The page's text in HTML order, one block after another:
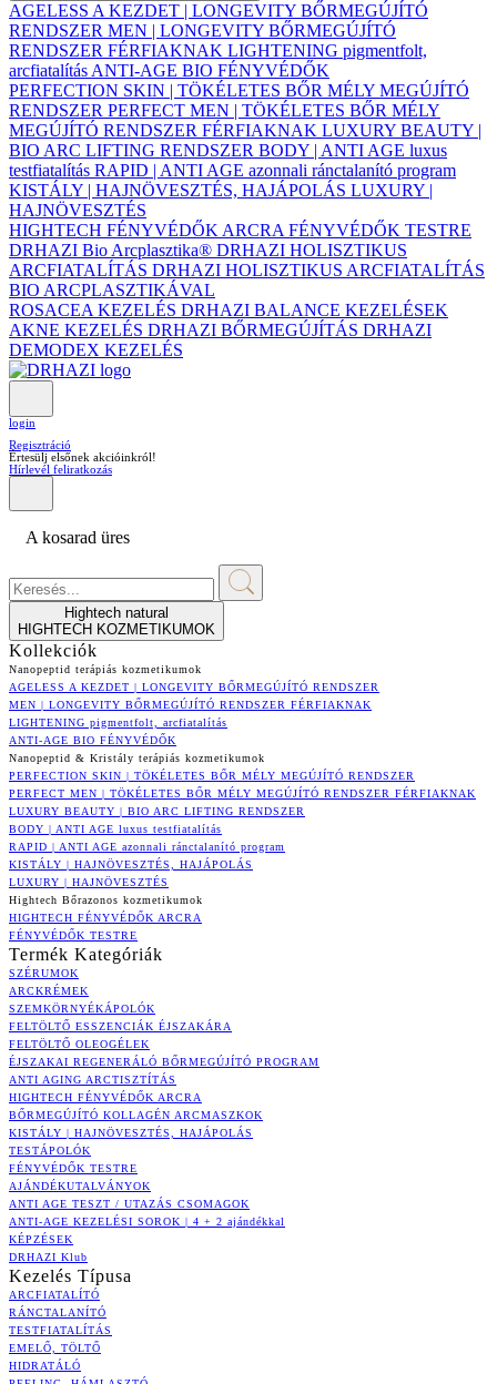
AGELESS A KEZDET | LONGEVITY BŐRMEGÚJÍTÓ
RENDSZER MEN | LONGEVITY BŐRMEGÚJÍTÓ
RENDSZER FÉRFIAKNAK LIGHTENING pigmentfolt,
arcfiatalítás ANTI-AGE BIO FÉNYVÉDŐK
PERFECTION SKIN | TÖKÉLETES BŐR MÉLY MEGÚJÍTÓ
RENDSZER PERFECT MEN | TÖKÉLETES BŐR MÉLY
MEGÚJÍTÓ RENDSZER FÉRFIAKNAK LUXURY BEAUTY |
BIO ARC LIFTING RENDSZER BODY | ANTI AGE luxus
testfiatalítás RAPID | ANTI AGE azonnali ránctalanító program
KISTÁLY | HAJNÖVESZTÉS, HAJÁPOLÁS LUXURY |
HAJNÖVESZTÉS
HIGHTECH FÉNYVÉDŐK ARCRA FÉNYVÉDŐK TESTRE
DRHAZI Bio Arcplasztika® DRHAZI HOLISZTIKUS
ARCFIATALÍTÁS DRHAZI HOLISZTIKUS ARCFIATALÍTÁS
BIO ARCPLASZTIKÁVAL
ROSACEA KEZELÉS DRHAZI BALANCE KEZELÉSEK
AKNE KEZELÉS DRHAZI BŐRMEGÚJÍTÁS DRHAZI
DEMODEX KEZELÉS
login
Regisztráció
Értesülj elsőnek akcióinkról!
Hírlevél feliratkozás
A kosarad üres
Hightech natural
HIGHTECH KOZMETIKUMOK
Kollekciók
Nanopeptid terápiás kozmetikumok
AGELESS A KEZDET | LONGEVITY BŐRMEGÚJÍTÓ RENDSZER
MEN | LONGEVITY BŐRMEGÚJÍTÓ RENDSZER FÉRFIAKNAK
LIGHTENING pigmentfolt, arcfiatalítás
ANTI-AGE BIO FÉNYVÉDŐK
Nanopeptid & Kristály terápiás kozmetikumok
PERFECTION SKIN | TÖKÉLETES BŐR MÉLY MEGÚJÍTÓ RENDSZER
PERFECT MEN | TÖKÉLETES BŐR MÉLY MEGÚJÍTÓ RENDSZER FÉRFIAKNAK
LUXURY BEAUTY | BIO ARC LIFTING RENDSZER
BODY | ANTI AGE luxus testfiatalítás
RAPID | ANTI AGE azonnali ránctalanító program
KISTÁLY | HAJNÖVESZTÉS, HAJÁPOLÁS
LUXURY | HAJNÖVESZTÉS
Hightech Bőrazonos kozmetikumok
HIGHTECH FÉNYVÉDŐK ARCRA
FÉNYVÉDŐK TESTRE
Termék Kategóriák
SZÉRUMOK
ARCKRÉMEK
SZEMKÖRNYÉKÁPOLÓK
FELTÖLTŐ ESSZENCIÁK ÉJSZAKÁRA
FELTÖLTŐ OLEOGÉLEK
ÉJSZAKAI REGENERÁLÓ BŐRMEGÚJÍTÓ PROGRAM
ANTI AGING ARCTISZTÍTÁS
HIGHTECH FÉNYVÉDŐK ARCRA
BŐRMEGÚJÍTÓ KOLLAGÉN ARCMASZKOK
KISTÁLY | HAJNÖVESZTÉS, HAJÁPOLÁS
TESTÁPOLÓK
FÉNYVÉDŐK TESTRE
AJÁNDÉKUTALVÁNYOK
ANTI AGE TESZT / UTAZÁS CSOMAGOK
ANTI-AGE KEZELÉSI SOROK | 4 + 2 ajándékkal
KÉPZÉSEK
DRHAZI Klub
Kezelés Típusa
ARCFIATALÍTÓ
RÁNCTALANÍTÓ
TESTFIATALÍTÁS
EMELŐ, TÖLTŐ
HIDRATÁLÓ